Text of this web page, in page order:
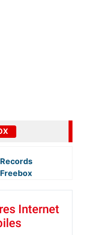
Records
Freebox
Internet